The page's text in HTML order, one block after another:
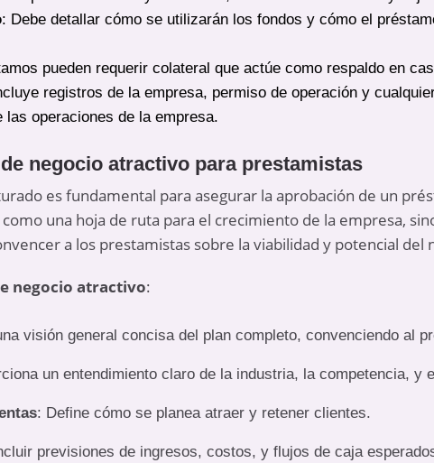
: Debe detallar cómo se utilizarán los fondos y cómo el
pueden requerir colateral que actúe como respaldo en
registros de la empresa, permiso de operación y
las operaciones de la empresa.
negocio atractivo para prestamistas
es fundamental para asegurar la aprobación de un
una hoja de ruta para el crecimiento de la empresa,
a los prestamistas sobre la viabilidad y potencial del
negocio atractivo:
visión general concisa del plan completo, convenciendo al
un entendimiento claro de la industria, la competencia, y
: Define cómo se planea atraer y retener clientes.
previsiones de ingresos, costos, y flujos de caja